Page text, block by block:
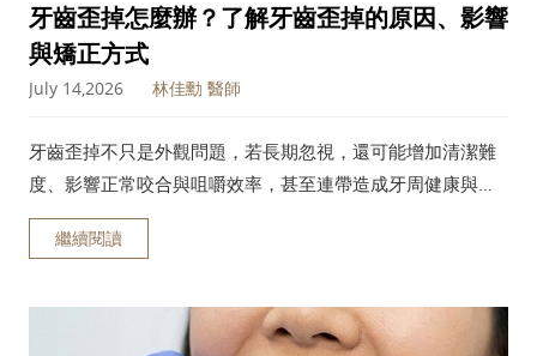
牙齒歪掉怎麼辦？了解牙齒歪掉的原因、影響
與矯正方式
July 14,2026 林佳勳 醫師
牙齒歪掉不只是外觀問題，若長期忽視，還可能增加清潔難
度、影響正常咬合與咀嚼效率，甚至連帶造成牙周健康與顳
顎關節問題。不同部位的牙齒歪斜，形成原因與改善方式也
不盡相同。接下來將帶您深入了解牙齒歪掉的常見原因、可
繼續閱讀